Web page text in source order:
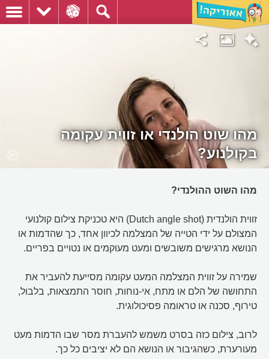
מהו שוט הולנדי או זווית עקומה
בקולנוע?
מהו השוט ההולנדי?
זווית הולנדית (Dutch angle shot) היא טכניקת צילום קולנועי
המצולם על ידי הטייה של המצלמה לכיוון אחד, כך שהדמות או
הנושא מרגישים משובשים ומעט מעוקמים או נטויים בפריים.
שמירה על זווית המצלמה המעט עקומה מסייעת להעביר את
התחושה של הלם או מתח, אי-נוחות, חוסר התמצאות, בלבול,
טירוף, סכנה או טראומה פסיכולוגית.
לרוב, צילום כזה בסרט משמש להעברת מסר שבו הדמות מעט
מעורערת, כשהגיבור או הנושא הם לא יציבים כל כך.